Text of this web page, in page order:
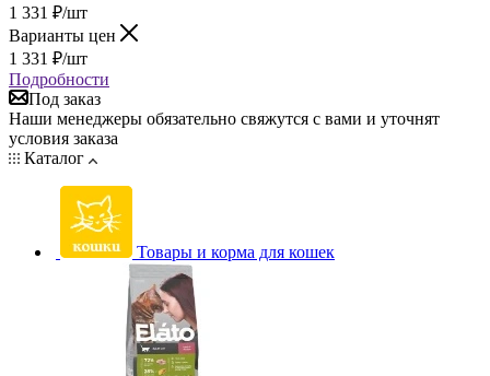
1 331 ₽/шт
Варианты цен
1 331 ₽/шт
Подробности
Под заказ
Наши менеджеры обязательно свяжутся с вами и уточнят
условия заказа
Каталог
Товары и корма для кошек